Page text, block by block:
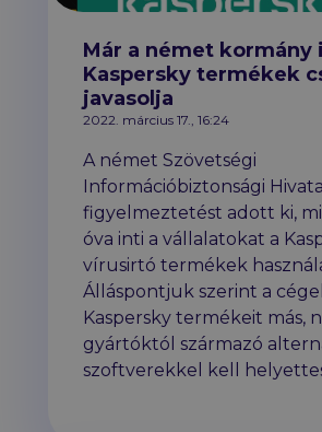
Már a német kormány
Kaspersky termékek
javasolja
2022. március 17., 16:24
A német Szövetségi
Információbiztonsági
figyelmeztetést adott ki,
óva inti a vállalatokat a
vírusirtó termékek
Álláspontjuk szerint a
Kaspersky termékeit más,
gyártóktól származó
szoftverekkel kell